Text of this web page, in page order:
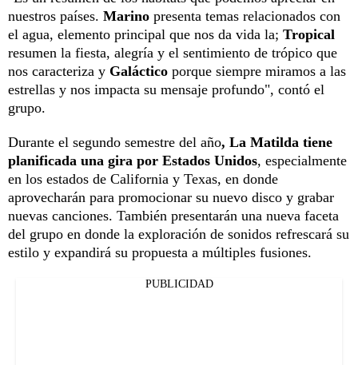
nuestros países. Marino presenta temas relacionados con
el agua, elemento principal que nos da vida la; Tropical
resumen la fiesta, alegría y el sentimiento de trópico que
nos caracteriza y Galáctico porque siempre miramos a las
estrellas y nos impacta su mensaje profundo", contó el
grupo.
Durante el segundo semestre del año, La Matilda tiene
planificada una gira por Estados Unidos, especialmente
en los estados de California y Texas, en donde
aprovecharán para promocionar su nuevo disco y grabar
nuevas canciones. También presentarán una nueva faceta
del grupo en donde la exploración de sonidos refrescará su
estilo y expandirá su propuesta a múltiples fusiones.
PUBLICIDAD